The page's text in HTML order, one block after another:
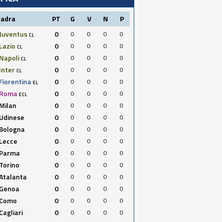
PT G V N P
Juventus CL 0 0 0 0
0
Lazio CL 0 0 0 0
0
Napoli CL 0 0 0 0
0
Inter CL 0 0 0 0
0
Fiorentina EL 0 0 0 0
0
Roma ECL 0 0 0 0
0
Milan 0 0 0 0
0
Udinese 0 0 0 0
0
Bologna 0 0 0 0
0
Lecce 0 0 0 0
0
Parma 0 0 0 0
0
Torino 0 0 0 0
0
0 0 0 0
0
Genoa 0 0 0 0
0
Como 0 0 0 0
0
Cagliari 0 0 0 0
0